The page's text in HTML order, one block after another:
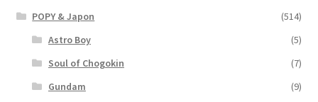
POPY & Japon
(514)
Astro Boy
(5)
Soul of Chogokin
(7)
Gundam
(9)